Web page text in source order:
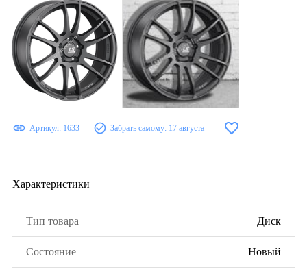
Артикул: 1633 Забрать самому: 17 августа
Характеристики
Тип товара Диск
Состояние Новый